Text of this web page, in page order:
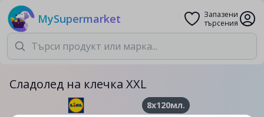
MySupermarket
Запазени
търсения
Сладолед на клечка XXL
8x120мл.